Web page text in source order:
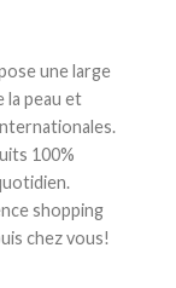
une large
la peau et
100%
shopping
chez vous!